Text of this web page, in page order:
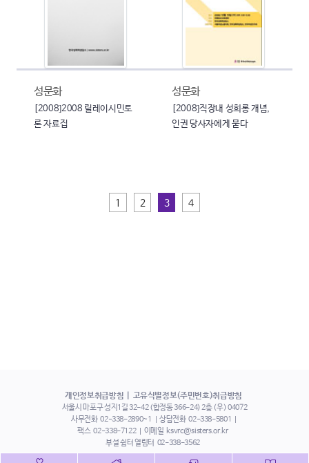
성문화
[2008]2008 릴레이시민토
론 자료집
성문화
[2008]직장내 성희롱 개념,
인권 당사자에게 묻다
1 2 3 4
개인정보취급방침 고유식별정보(주민번호)취급방침
서울시 마포구 성지1길 32-42 (합정동 366-24) 2층 (우) 04072
사무전화 02-338-2890~1 상담전화 02-338-5801
팩스 02-338-7122 이메일 ksvrc@sisters.or.kr
부설 쉼터 열림터 02-338-3562